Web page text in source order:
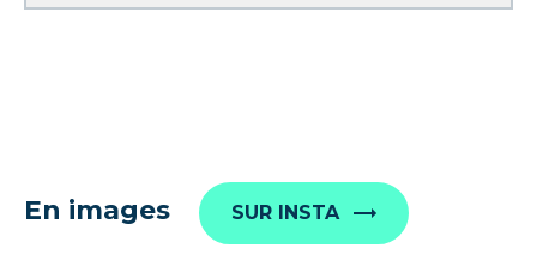
En images SUR INSTA